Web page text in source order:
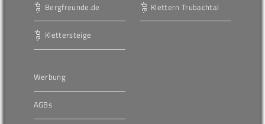
Bergfreunde.de
Klettersteige
Klettern Trubachtal
Werbung
AGBs